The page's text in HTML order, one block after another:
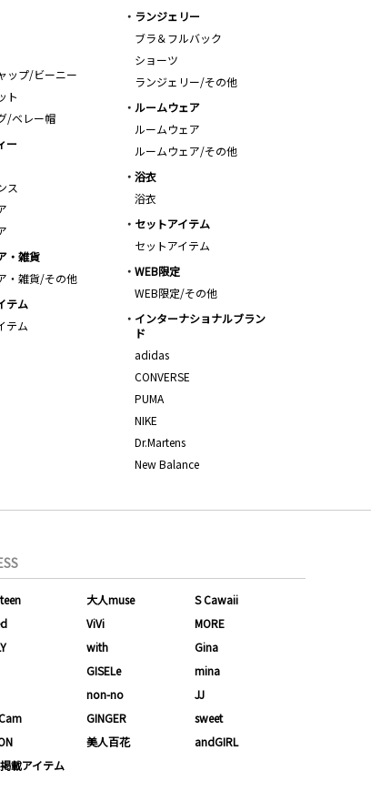
ップ/ビーニー
ト
/ベレー帽
ランジェリー
ブラ＆フルバック
ショーツ
ランジェリー/その他
ルームウェア
ルームウェア
ルームウェア/その他
ー
ス
浴衣
浴衣
セットアイテム
セットアイテム
・雑貨
・雑貨/その他
WEB限定
WEB限定/その他
テム
テム
インターナショナルブラン
ド
adidas
CONVERSE
PUMA
NIKE
Dr.Martens
New Balance
大人muse
S Cawaii
ViVi
MORE
with
Gina
GISELe
mina
non-no
JJ
GINGER
sweet
美人百花
andGIRL
載アイテム